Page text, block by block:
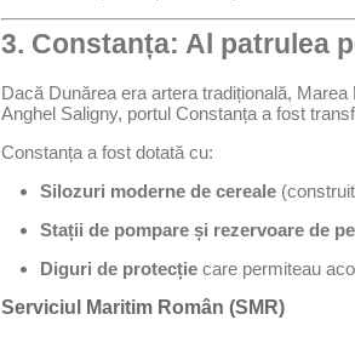
3. Constanța: Al patrulea
Dacă Dunărea era artera tradițională,
Anghel Saligny, portul Constanța a fost
Constanța a fost dotată cu:
Silozuri moderne de cereale
Stații de pompare și rezervoare de
Diguri de protecție care permiteau
Serviciul Maritim Român (SMR)